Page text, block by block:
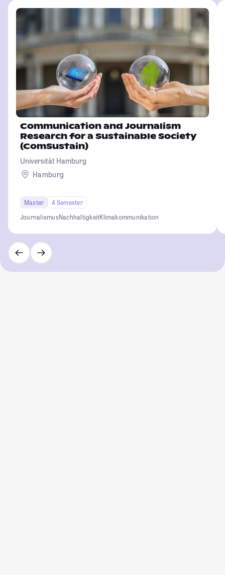
Communication and Journalism
Research for a Sustainable Society
(ComSustain)
Universität Hamburg
Hamburg
Master
4 Semester
JournalismusNachhaltigkeitKlimakommunikation